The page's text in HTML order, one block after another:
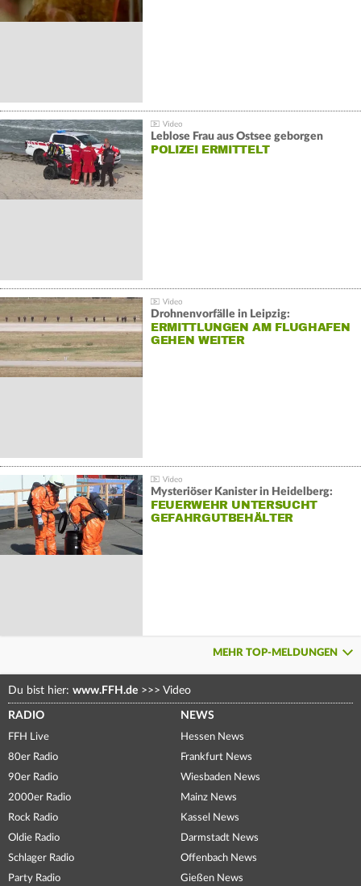
Leblose Frau aus Ostsee geborgen
POLIZEI ERMITTELT
Drohnenvorfälle in Leipzig:
ERMITTLUNGEN AM FLUGHAFEN
GEHEN WEITER
Mysteriöser Kanister in Heidelberg:
FEUERWEHR UNTERSUCHT
GEFAHRGUTBEHÄLTER
MEHR TOP-MELDUNGEN
Du bist hier: www.FFH.de >>> Video
RADIO
FFH Live
80er Radio
90er Radio
2000er Radio
Rock Radio
Oldie Radio
Schlager Radio
Party Radio
NEWS
Hessen News
Frankfurt News
Wiesbaden News
Mainz News
Kassel News
Darmstadt News
Offenbach News
Gießen News